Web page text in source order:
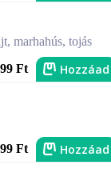
marhahús, tojás
Ft Hozzáad
Ft Hozzáad